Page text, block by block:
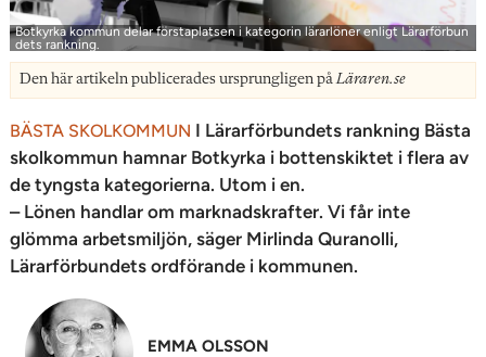
Botkyrka kommun delar förstaplatsen i kategorin lärarlöner enligt Lärarförbun
dets rankning.
Den här artikeln publicerades ursprungligen påLäraren.se
BÄSTA SKOLKOMMUN I Lärarförbundets rankning Bästa
skolkommun hamnar Botkyrka i bottenskiktet i flera av
de tyngsta kategorierna. Utom i en.
– Lönen handlar om marknadskrafter. Vi får inte
glömma arbetsmiljön, säger Mirlinda Quranolli,
Lärarförbundets ordförande i kommunen.
EMMA OLSSON